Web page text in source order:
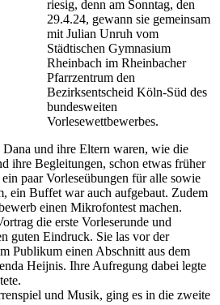
riesig, denn am Sonntag, den
29.4.24, gewann sie gemeinsam
mit Julian Unruh vom
Städtischen Gymnasium
Rheinbach im Rheinbacher
Pfarrzentrum den
Bezirksentscheid Köln-Süd des
bundesweiten
Vorlesewettbewerbes.
und ihre Eltern waren, wie die
ihre Begleitungen, schon etwas früher
paar Vorleseübungen für alle sowie
ein Buffet war auch aufgebaut. Zudem
einen Mikrofontest machen.
die erste Vorleserunde und
guten Eindruck. Sie las vor der
Publikum einen Abschnitt aus dem
Heijnis. Ihre Aufregung dabei legte
und Musik, ging es in die zweite